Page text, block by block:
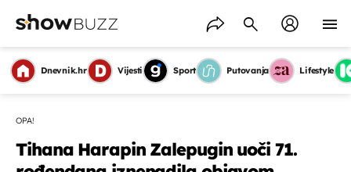
Dnevnik.hr Vijesti Sport Putovanja Lifestyle
OPA!
Tihana Harapin Zalepugin uoči 71.